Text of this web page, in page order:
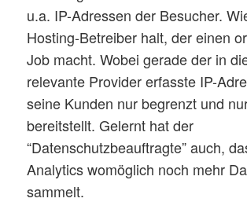
u.a. IP-Adressen der Besucher.
Hosting-Betreiber halt, der einen
Job macht. Wobei gerade der in
relevante Provider erfasste IP-
seine Kunden nur begrenzt und
bereitstellt. Gelernt hat der
“Datenschutzbeauftragte” auch,
Analytics womöglich noch mehr
sammelt.